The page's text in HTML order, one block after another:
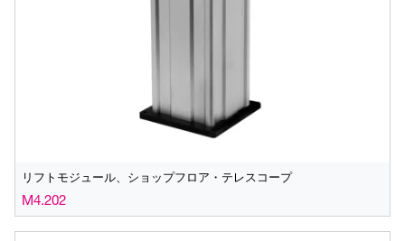
リフトモジュール、ショップフロア・テレスコープ
M4.202